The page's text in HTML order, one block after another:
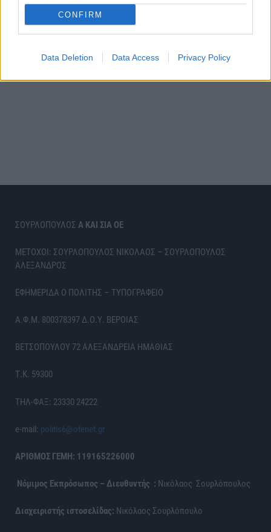
CONFIRM
Data Deletion Data Access Privacy Policy
ΣΟΥΡΛΟΠΟΥΛΟΣ Α ΚΑΙ ΣΙΑ ΟΕ
ΜΕΤΟΧΟΙ: ΣΟΥΡΛΟΠΟΥΛΟΣ ΝΙΚΟΛΑΟΣ – ΣΟΥΡΛΟΠΟΥΛΟΣ
ΑΛΕΞΑΝΔΡΟΣ
ΕΦΗΜΕΡΙΔΑ Ο ΠΟΛΙΤΗΣ – ΤΥΠΟΓΡΑΦΕΙΟ
Α.Φ.Μ. 800378397 Δ.Ο.Υ. ΒΕΡΟΙΑΣ
ΒΕΤΣΟΠΟΥΛΟΥ 72 ΑΛΕΞΑΝΔΡΕΙΑ ΗΜΑΘΙΑΣ
Τ.Κ. 59300
ΤΗΛ-ΦΑΞ: 23330 24222
e-mail: politis6@otenet.gr
ΑΡΙΘΜΟΣ ΓΕΜΗ: 119165226000
Νόμιμος Εκπρόσωπος – Διευθυντής : Νικόλαος Σουρλόπουλος
Διαχειριστής ιστοσελίδας: Νικόλαος Σουρλόπουλο